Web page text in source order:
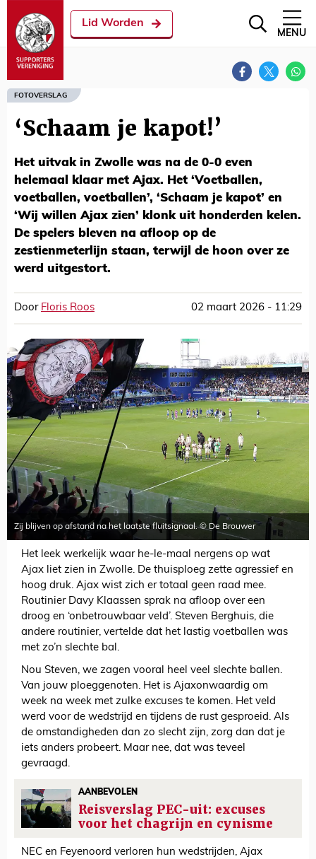
Lid Worden
MENU
FOTOVERSLAG
‘Schaam je kapot!’
Het uitvak in Zwolle was na de 0-0 even
helemaal klaar met Ajax. Het ‘Voetballen,
voetballen, voetballen’, ‘Schaam je kapot’ en
‘Wij willen Ajax zien’ klonk uit honderden kelen.
De spelers bleven na afloop op de
zestienmeterlijn staan, terwijl de hoon over ze
werd uitgestort.
Door Floris Roos 02 maart 2026 - 11:29
Zij blijven op afstand na het laatste fluitsignaal. © De Brouwer
Het leek werkelijk waar he-le-maal nergens op wat
Ajax liet zien in Zwolle. De thuisploeg zette agressief en
hoog druk. Ajax wist zich er totaal geen raad mee.
Routinier Davy Klaassen sprak na afloop over een
droog en ‘onbetrouwbaar veld’. Steven Berghuis, die
andere routinier, vertelde dat het lastig voetballen was
met zo’n slechte bal.
Nou Steven, we zagen vooral heel veel slechte ballen.
Van jouw ploeggenoten. Het is Ajaxonwaardig om
week na week met zulke excuses te komen. Het veld
werd voor de wedstrijd en tijdens de rust gesproeid. Als
de omstandigheden dan zo slecht zijn, zorg dan dat je
iets anders probeert. Maar nee, dat was teveel
gevraagd.
AANBEVOLEN
Reisverslag PEC-uit: excuses
voor het chagrijn en cynisme
NEC en Feyenoord verloren hun wedstrijden, Ajax